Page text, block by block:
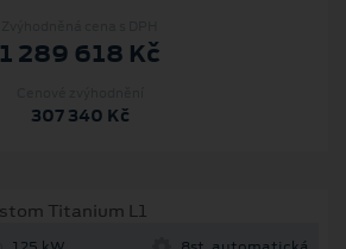
1 289 618 Kč
307 340 Kč